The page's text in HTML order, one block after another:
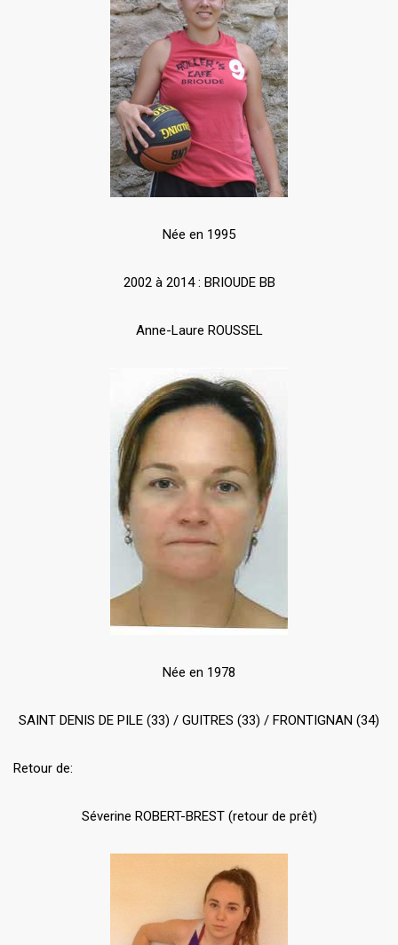
Née en 1995
2002 à 2014 : BRIOUDE BB
Anne-Laure ROUSSEL
Née en 1978
SAINT DENIS DE PILE (33) / GUITRES (33) / FRONTIGNAN (34)
Retour de:
Séverine ROBERT-BREST (retour de prêt)